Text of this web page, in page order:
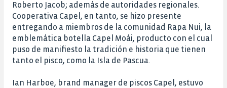
Roberto Jacob; además de autoridades regionales.
Cooperativa Capel, en tanto, se hizo presente
entregando a miembros de la comunidad Rapa Nui, la
emblemática botella Capel Moái, producto con el cual
puso de manifiesto la tradición e historia que tienen
tanto el pisco, como la Isla de Pascua.
Ian Harboe, brand manager de piscos Capel, estuvo